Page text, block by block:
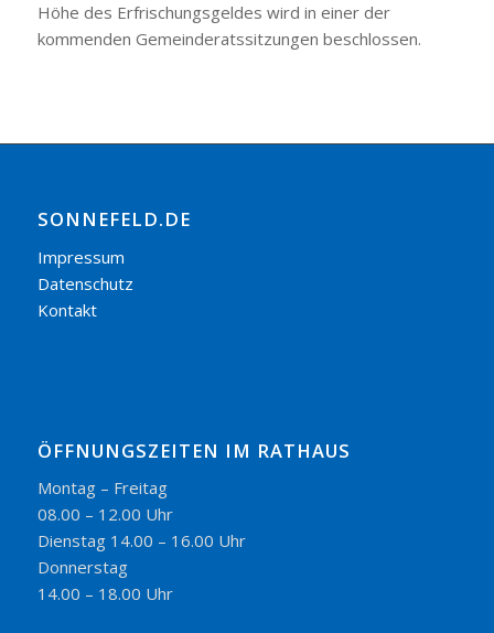
Höhe des Erfrischungsgeldes wird in einer der
kommenden Gemeinderatssitzungen beschlossen.
SONNEFELD.DE
Impressum
Datenschutz
Kontakt
ÖFFNUNGSZEITEN IM RATHAUS
Montag – Freitag
08.00 – 12.00 Uhr
Dienstag 14.00 – 16.00 Uhr
Donnerstag
14.00 – 18.00 Uhr